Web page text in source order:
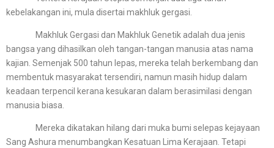
kebelakangan ini, mula disertai makhluk gergasi.
Makhluk Gergasi dan Makhluk Genetik adalah dua jenis
bangsa yang dihasilkan oleh tangan-tangan manusia atas nama
kajian. Semenjak 500 tahun lepas, mereka telah berkembang dan
membentuk masyarakat tersendiri, namun masih hidup dalam
keadaan terpencil kerana kesukaran dalam berasimilasi dengan
manusia biasa.
Mereka dikatakan hilang dari muka bumi selepas kejayaan
Sang Ashura menumbangkan Kesatuan Lima Kerajaan. Tetapi